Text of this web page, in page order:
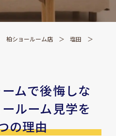
柏ショールーム店 塩田
ームで後悔しな
ルーム見学を
の理由